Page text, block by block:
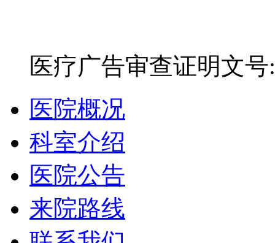
医疗广告审查证明文
医院概况
科室介绍
医院公告
来院路线